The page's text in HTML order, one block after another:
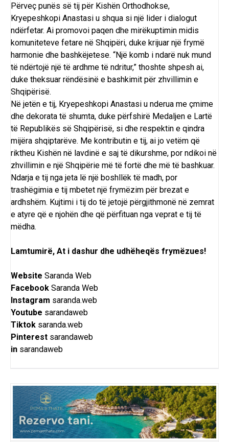
Përveç punës së tij për Kishën Orthodhokse,
Kryepeshkopi Anastasi u shqua si një lider i dialogut
ndërfetar. Ai promovoi paqen dhe mirëkuptimin midis
komuniteteve fetare në Shqipëri, duke krijuar një frymë
harmonie dhe bashkëjetese. “Një komb i ndarë nuk mund
të ndërtojë një të ardhme të ndritur,” thoshte shpesh ai,
duke theksuar rëndësinë e bashkimit për zhvillimin e
Shqipërisë.
Në jetën e tij, Kryepeshkopi Anastasi u nderua me çmime
dhe dekorata të shumta, duke përfshirë Medaljen e Lartë
të Republikës së Shqipërisë, si dhe respektin e qindra
mijëra shqiptarëve. Me kontributin e tij, ai jo vetëm që
riktheu Kishën në lavdinë e saj të dikurshme, por ndikoi në
zhvillimin e një Shqipërie më të fortë dhe më të bashkuar.
Ndarja e tij nga jeta lë një boshllëk të madh, por
trashëgimia e tij mbetet një frymëzim për brezat e
ardhshëm. Kujtimi i tij do të jetojë përgjithmonë në zemrat
e atyre që e njohën dhe që përfituan nga veprat e tij të
mëdha.
Lamtumirë, At i dashur dhe udhëheqës frymëzues!
Website Saranda Web
Facebook Saranda Web
Instagram saranda.web
Youtube sarandaweb
Tiktok saranda.web
Pinterest sarandaweb
in sarandaweb